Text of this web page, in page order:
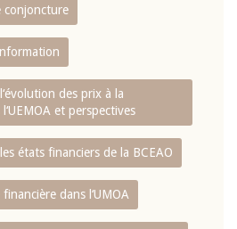
conjoncture
des prix à la
et perspectives
états financiers de la BCEAO
dans l‘UMOA